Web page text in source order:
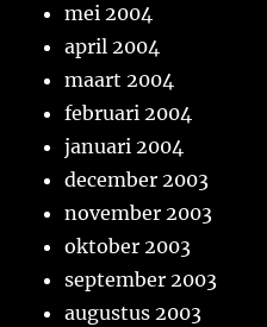
mei 2004
april 2004
maart 2004
februari 2004
januari 2004
december 2003
november 2003
oktober 2003
september 2003
augustus 2003